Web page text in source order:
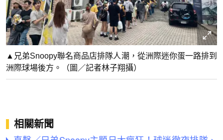
▲兄弟Snoopy聯名商品店排隊人潮，從洲際迷你蛋一路排到
洲際球場後方。（圖／記者林子翔攝）
相關新聞